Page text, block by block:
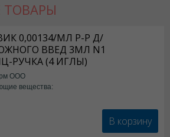
0,00134/МЛ Р-Р Д/
ВВЕД 3МЛ N1
РУЧКА (4 ИГЛЫ)
ООО
вещества:
В корзину